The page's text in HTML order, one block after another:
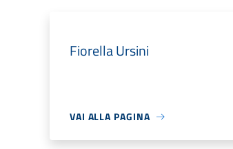
Fiorella Ursini
VAI ALLA PAGINA